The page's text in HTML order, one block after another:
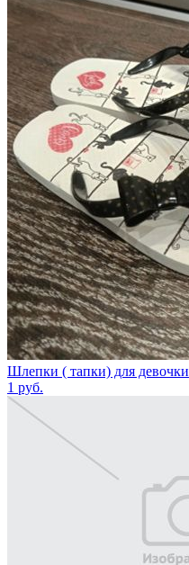
Шлепки ( тапки) для девочки
1 руб.